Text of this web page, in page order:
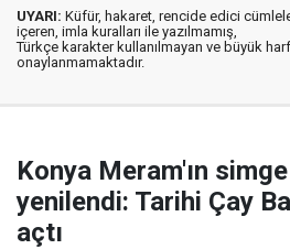
UYARI: Küfür, hakaret, rencide edici
içeren, imla kuralları ile yazılmamış,
Türkçe karakter kullanılmayan ve büyük
onaylanmamaktadır.
Konya Meram'ın
yenilendi: Tarihi Çay
açtı